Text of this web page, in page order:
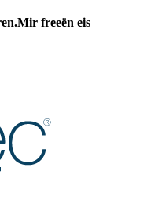
freeën eis